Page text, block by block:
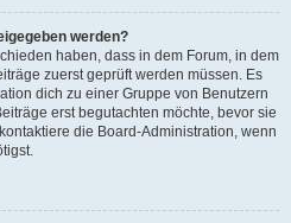
werden?
haben, dass in dem Forum, in dem
zuerst geprüft werden müssen. Es
dich zu einer Gruppe von Benutzern
erst begutachten möchte, bevor sie
die Board-Administration, wenn